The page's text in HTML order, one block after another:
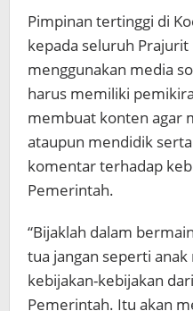
Pimpinan tertinggi di
kepada seluruh
menggunakan media
harus memiliki
membuat konten agar
ataupun mendidik
komentar terhadap
Pemerintah.
“Bijaklah dalam
tua jangan seperti
kebijakan-kebijakan
Pemerintah. Itu akan